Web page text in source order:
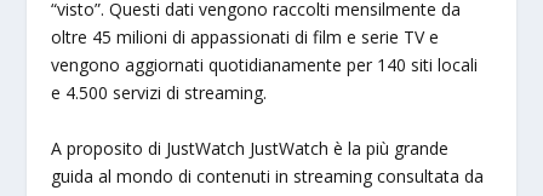
“visto”. Questi dati vengono raccolti mensilmente da
oltre 45 milioni di appassionati di film e serie TV e
vengono aggiornati quotidianamente per 140 siti locali
e 4.500 servizi di streaming.
A proposito di JustWatch JustWatch è la più grande
guida al mondo di contenuti in streaming consultata da